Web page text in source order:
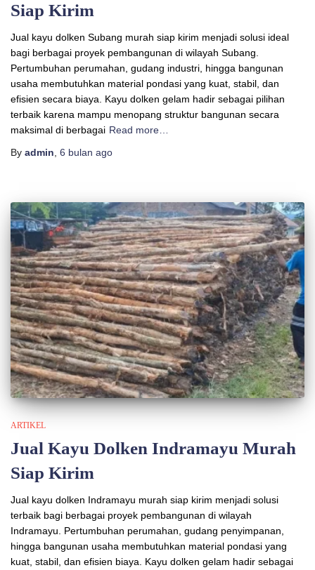
Siap Kirim
Jual kayu dolken Subang murah siap kirim menjadi solusi ideal
bagi berbagai proyek pembangunan di wilayah Subang.
Pertumbuhan perumahan, gudang industri, hingga bangunan
usaha membutuhkan material pondasi yang kuat, stabil, dan
efisien secara biaya. Kayu dolken gelam hadir sebagai pilihan
terbaik karena mampu menopang struktur bangunan secara
maksimal di berbagai Read more…
By admin 6 bulan ago
ARTIKEL
Jual Kayu Dolken Indramayu Murah
Siap Kirim
Jual kayu dolken Indramayu murah siap kirim menjadi solusi
terbaik bagi berbagai proyek pembangunan di wilayah
Indramayu. Pertumbuhan perumahan, gudang penyimpanan,
hingga bangunan usaha membutuhkan material pondasi yang
kuat, stabil, dan efisien biaya. Kayu dolken gelam hadir sebagai